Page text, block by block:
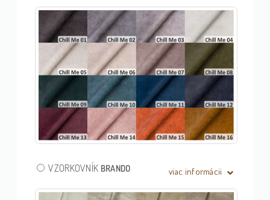
VZORKOVNÍK BRANDO viac informácii